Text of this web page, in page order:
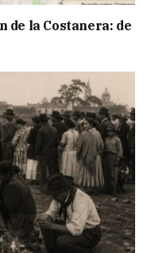
de la Costanera: de